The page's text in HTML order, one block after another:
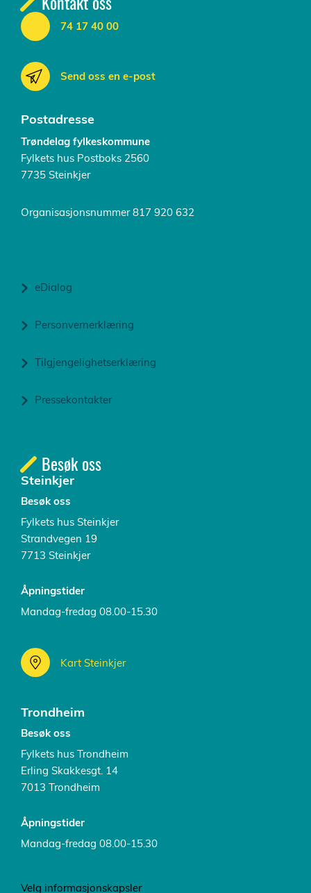
74 17 40 00
Send oss en e-post
Postadresse
Trøndelag fylkeskommune
Fylkets hus Postboks 2560
7735 Steinkjer
Organisasjonsnummer 817 920 632
eDialog
Personvernerklæring
Tilgjengelighetserklæring
Pressekontakter
Besøk oss
Steinkjer
Besøk oss
Fylkets hus Steinkjer
Strandvegen 19
7713 Steinkjer
Åpningstider
Mandag-fredag 08.00-15.30
Kart Steinkjer
Trondheim
Besøk oss
Fylkets hus Trondheim
Erling Skakkesgt. 14
7013 Trondheim
Åpningstider
Mandag-fredag 08.00-15.30
Velg informasjonskapsler